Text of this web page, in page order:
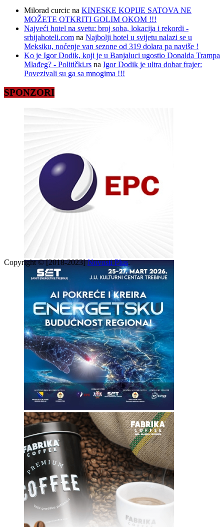
Milorad curcic na KINESKE KOPIJE SATOVA NE
MOŽETE OTKRITI GOLIM OKOM !!!
Najveći hotel na svetu: broj soba, lokacija i rekordi -
srbijahoteli.com na Najbolji hotel u svijetu nalazi se u
Meksiku, noćenje van sezone od 319 dolara pa naviše !
Ko je Igor Dodik, koji je u Banjaluci ugostio Donalda Trampa
Mlađeg? - Politički.rs na Igor Dodik je ultra dobar frajer:
Povezivali su ga sa mnogima !!!
SPONZORI
Copyright © [2018-2023]Novosti Plus.